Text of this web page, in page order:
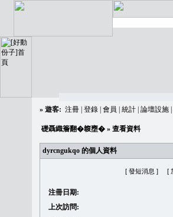
» 遊客: 注冊 登錄 會員 統計 論壇設施
礎聶織簷翻�䪖壅� » 查看資料
dyrcngukqo 的個人資料
[ 發短消息 ] [
注冊日期:
上次訪問: